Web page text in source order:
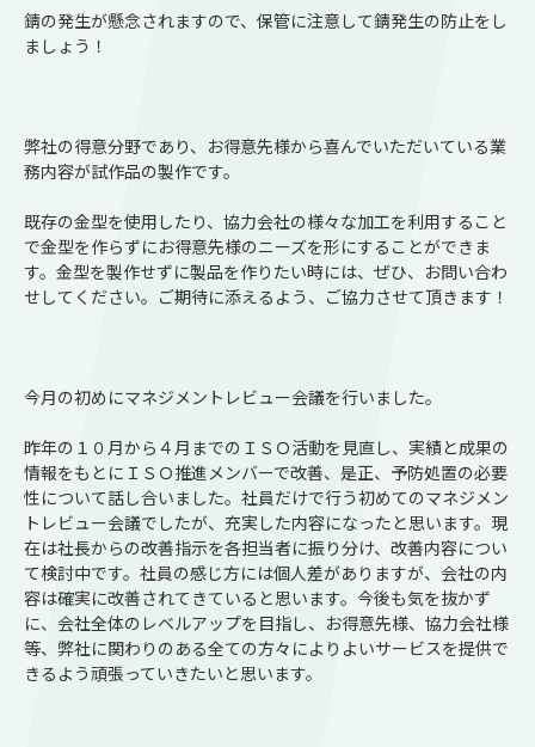
錆の発生が懸念されますので、保管に注意して錆発生の防止をし
ましょう！
弊社の得意分野であり、お得意先様から喜んでいただいている業
務内容が試作品の製作です。
既存の金型を使用したり、協力会社の様々な加工を利用すること
で金型を作らずにお得意先様のニーズを形にすることができま
す。金型を製作せずに製品を作りたい時には、ぜひ、お問い合わ
せしてください。ご期待に添えるよう、ご協力させて頂きます！
今月の初めにマネジメントレビュー会議を行いました。
昨年の１０月から４月までのＩＳＯ活動を見直し、実績と成果の
情報をもとにＩＳＯ推進メンバーで改善、是正、予防処置の必要
性について話し合いました。社員だけで行う初めてのマネジメン
トレビュー会議でしたが、充実した内容になったと思います。現
在は社長からの改善指示を各担当者に振り分け、改善内容につい
て検討中です。社員の感じ方には個人差がありますが、会社の内
容は確実に改善されてきていると思います。今後も気を抜かず
に、会社全体のレベルアップを目指し、お得意先様、協力会社様
等、弊社に関わりのある全ての方々によりよいサービスを提供で
きるよう頑張っていきたいと思います。